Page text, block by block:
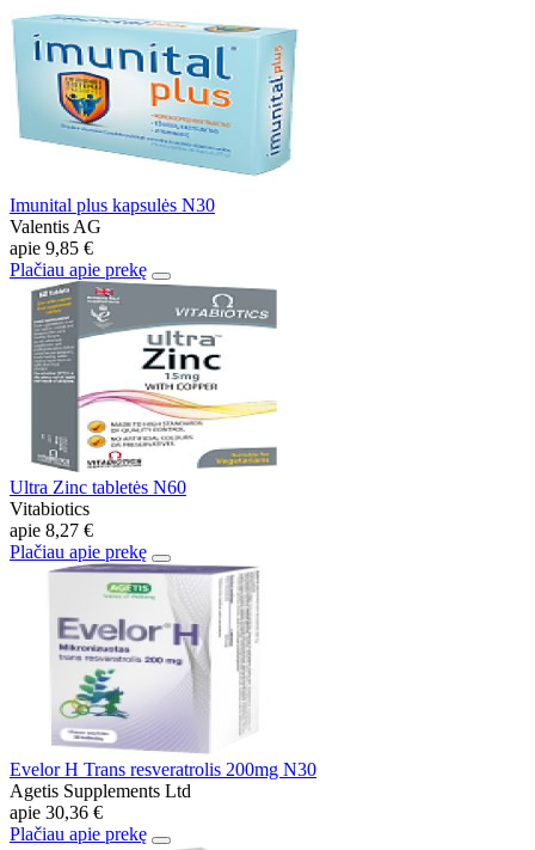
Imunital plus kapsulės N30
Valentis AG
apie 9,85 €
Plačiau apie prekę
Ultra Zinc tabletės N60
Vitabiotics
apie 8,27 €
Plačiau apie prekę
Evelor H Trans resveratrolis 200mg N30
Agetis Supplements Ltd
apie 30,36 €
Plačiau apie prekę